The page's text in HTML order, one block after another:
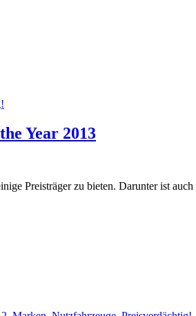
Year 2013
Preisträger zu bieten. Darunter ist auch